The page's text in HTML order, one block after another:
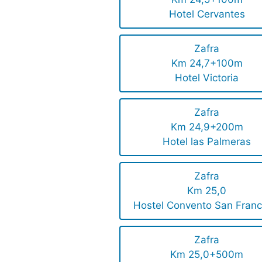
Hotel Cervantes
Zafra
Km 24,7+100m
Hotel Victoria
Zafra
Km 24,9+200m
Hotel las Palmeras
Zafra
Km 25,0
Hostel Convento San
Zafra
Km 25,0+500m